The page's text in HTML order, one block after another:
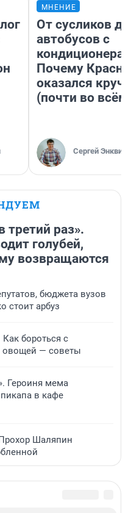
МНЕНИЕ
От сусликов до
автобусов с
Почему
оказался
(почти во
Сергей Энквист
третий раз».
голубей,
возвращаются
бюджета вузов
стоит арбуз
бороться с
овощей — советы
Героиня мема
в кафе
Шаляпин